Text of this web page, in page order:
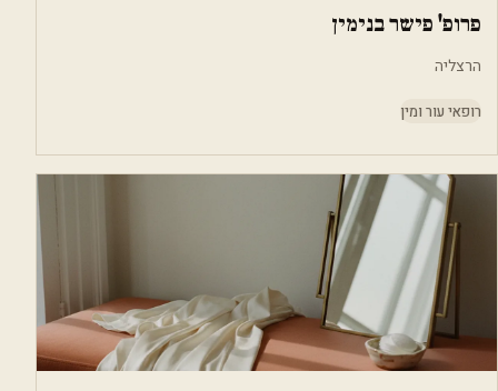
פרופ' פישר בנימין
הרצליה
רופאי עור ומין